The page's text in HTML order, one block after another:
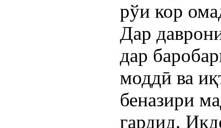
рўи кор
Дар
дар
моддӣ ва
беназири
гардид.